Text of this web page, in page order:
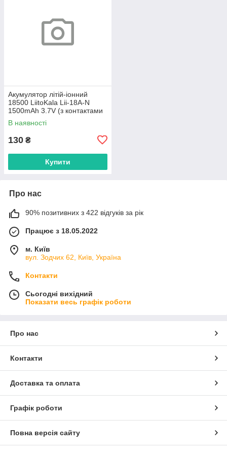
Акумулятор літій-іонний
18500 LiitoKala Lii-18A-N
1500mAh 3.7V (з контактами
під пайку)
В наявності
130 ₴
Купити
Про нас
90% позитивних з 422 відгуків за рік
Працює з 18.05.2022
м. Київ
вул. Зодчих 62, Київ, Україна
Контакти
Сьогодні вихідний
Показати весь графік роботи
Про нас
Контакти
Доставка та оплата
Графік роботи
Повна версія сайту